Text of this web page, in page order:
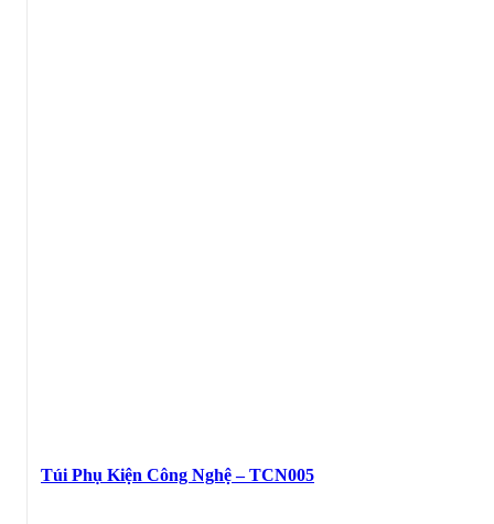
Túi Phụ Kiện Công Nghệ – TCN005